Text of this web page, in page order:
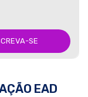
SE
EAD